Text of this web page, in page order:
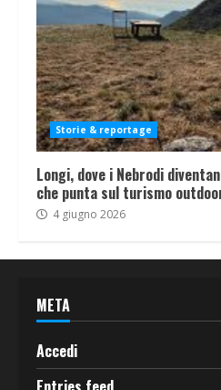
Storie & reportage
Longi, dove i Nebrodi
che punta sul turismo
4 giugno 2026
META
Accedi